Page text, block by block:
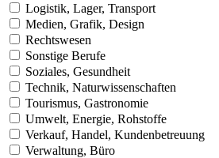
Logistik, Lager, Transport
Medien, Grafik, Design
Rechtswesen
Sonstige Berufe
Soziales, Gesundheit
Technik, Naturwissenschaften
Tourismus, Gastronomie
Umwelt, Energie, Rohstoffe
Verkauf, Handel, Kundenbetreuung
Verwaltung, Büro